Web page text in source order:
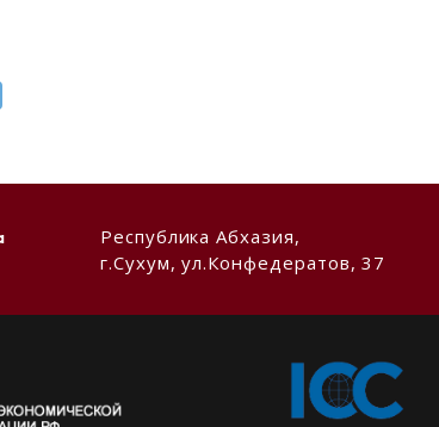
Республика Абхазия,
г.Сухум, ул.Конфедератов, 37